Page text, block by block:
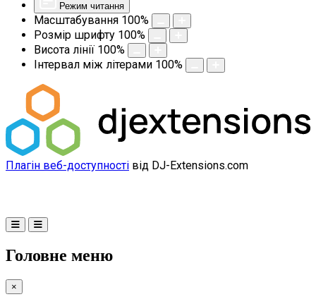
Режим читання
Масштабування 100%
Розмір шрифту 100%
Висота лінії 100%
Інтервал між літерами 100%
Плагін веб-доступності від DJ-Extensions.com
Головне меню
×